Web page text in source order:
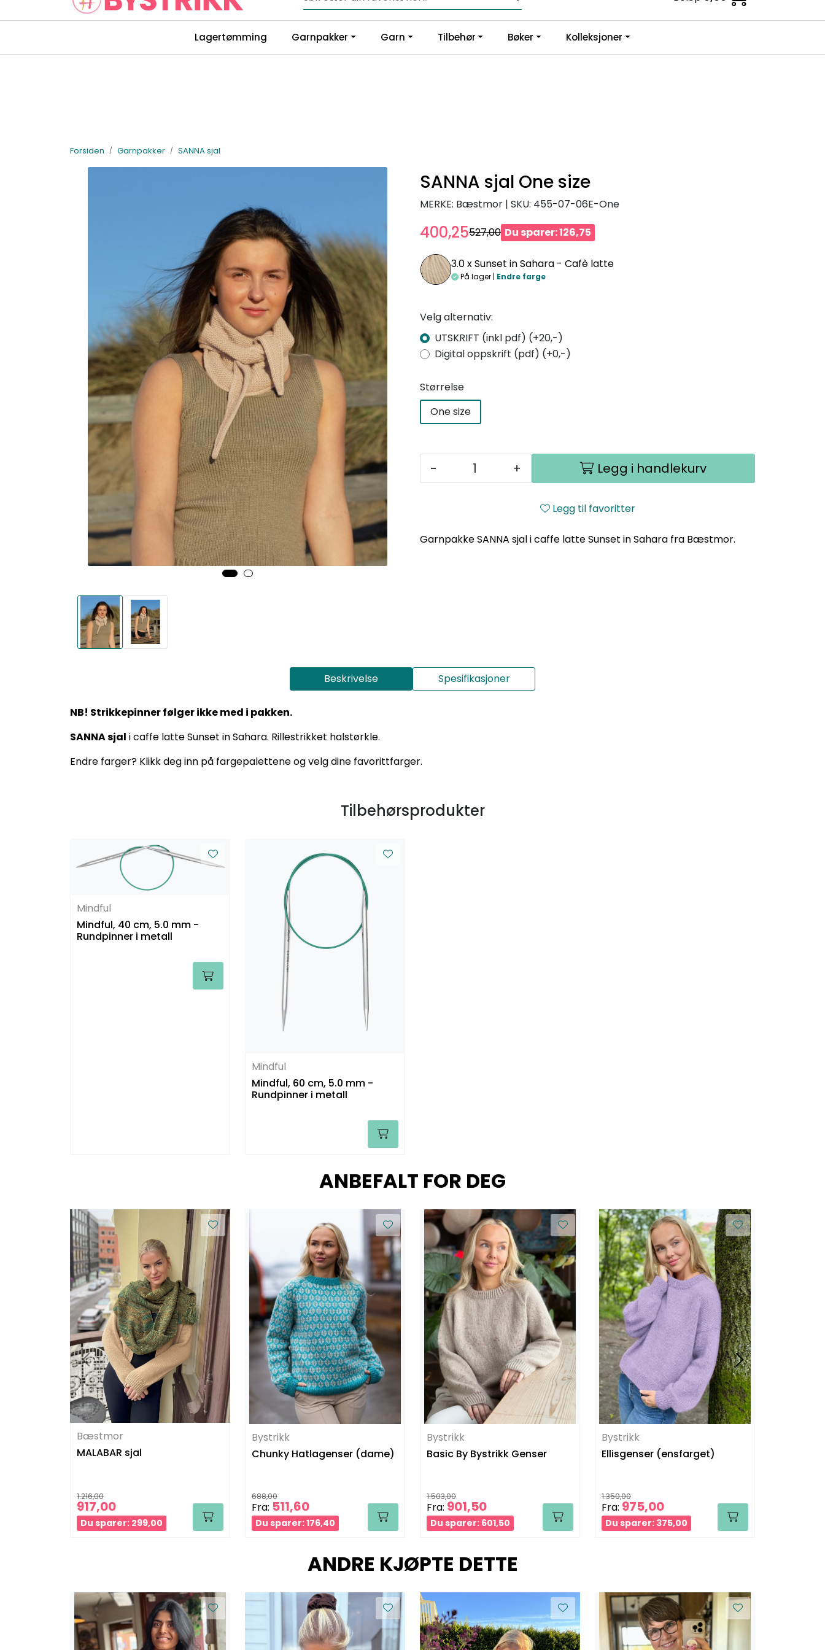
Skip to main content Fri frakt fra kr 1200,-
Infosenter
Lagertømming Garnpakker Garn Tilbehør Bøker Kolleksjoner
Forsiden Garnpakker SANNA sjal
SANNA sjal One size
MERKE: Bæstmor | SKU: 455-07-06E-One
400,25527,00 Du sparer: 126,75
3.0 xSunset in Sahara - Cafè latte
På lager | Endre farge
Velg alternativ:
UTSKRIFT (inkl pdf) (+20,-)
Digital oppskrift (pdf) (+0,-)
Størrelse
One size
- + Legg i handlekurv
Legg til favoritter
Garnpakke SANNA sjal i caffe latte Sunset in Sahara fra Bæstmor.
Beskrivelse Spesifikasjoner
NB! Strikkepinner følger ikke med i pakken.
SANNA sjal i caffe latte Sunset in Sahara. Rillestrikket halstørkle.
Endre farger? Klikk deg inn på fargepalettene og velg dine favorittfarger.
Tilbehørsprodukter
Mindful
Mindful, 40 cm, 5.0 mm -
Rundpinner i metall
Mindful
Mindful, 60 cm, 5.0 mm -
Rundpinner i metall
ANBEFALT FOR DEG
Bæstmor
MALABAR sjal
1.216,00
917,00
Du sparer: 299,00
Bystrikk
Chunky Hatlagenser (dame)
688,00
Fra: 511,60
Du sparer: 176,40
Bystrikk
Basic By Bystrikk Genser
1.503,00
Fra: 901,50
Du sparer: 601,50
Bystrikk
Ellisgenser (ensfarget)
1.350,00
Fra: 975,00
Du sparer: 375,00
ANDRE KJØPTE DETTE